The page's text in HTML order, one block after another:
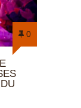
0